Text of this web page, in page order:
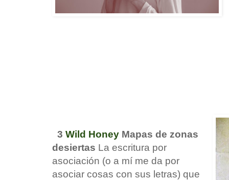
3 Wild Honey Mapas de zonas
desiertas La escritura por
asociación (o a mí me da por
asociar cosas con sus letras) que